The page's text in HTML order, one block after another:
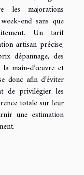
les majorations
end sans que
Un tarif
artisan précise,
dépannage, des
main-d’œuvre et
donc afin d’éviter
de privilégier les
totale sur leur
une estimation